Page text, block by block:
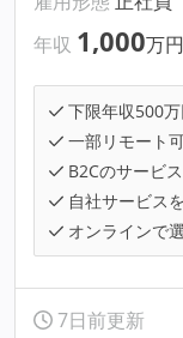
年収 1,000万円
下限年収500
一部リモート
B2Cのサービ
自社サービス
オンラインで
7日前更新